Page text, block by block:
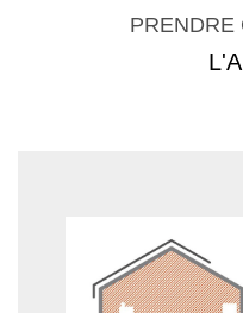
PRENDRE